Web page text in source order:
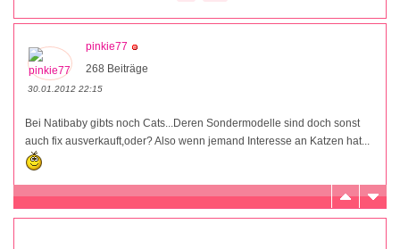
pinkie77
268 Beiträge
30.01.2012 22:15
Bei Natibaby gibts noch Cats...Deren Sondermodelle sind doch sonst
auch fix ausverkauft,oder? Also wenn jemand Interesse an Katzen hat...